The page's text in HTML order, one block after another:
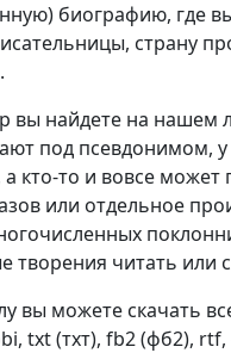
биографию, где
страну
найдете на нашем
под псевдонимом,
кто-то и вовсе может
или отдельное
творения читать или
вы можете скачать
txt (тхт), fb2 (фб2),